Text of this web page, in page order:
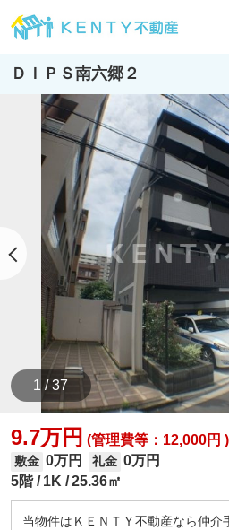
ＤＩＰＳ南六郷２
1 / 37
9.7万円 (管理費等：12,000円 )
敷金 0万円 礼金 0万円
5階
1K 25.36㎡
当物件はＫＥＮＴＹ不動産なら仲介